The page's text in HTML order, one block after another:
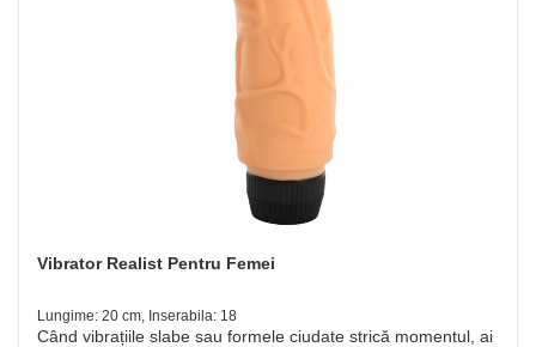
Vibrator Realist Pentru Femei
Lungime: 20 cm, Inserabila: 18
Când vibrațiile slabe sau formele ciudate strică momentul, ai